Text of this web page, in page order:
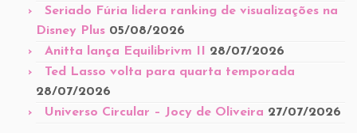
Seriado Fúria lidera ranking de visualizações na
Disney Plus 05/08/2026
Anitta lança Equilibrivm II 28/07/2026
Ted Lasso volta para quarta temporada
28/07/2026
Universo Circular – Jocy de Oliveira 27/07/2026